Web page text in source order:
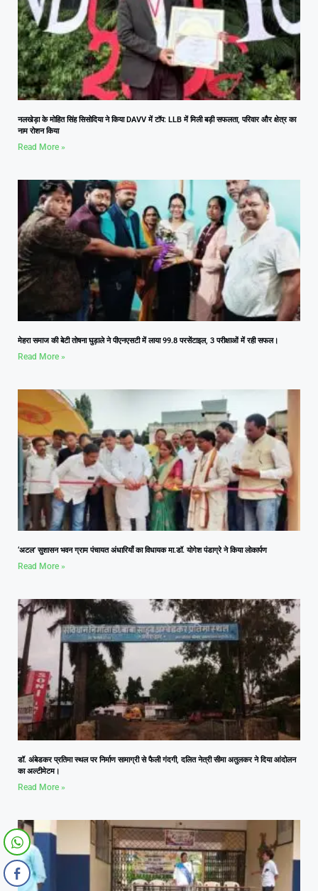
नलखेड़ा के मोहित सिंह सिसोदिया ने किया DAVV में टॉप: LLB में मिली बड़ी सफलता, परिवार और क्षेत्र का
नाम रोशन किया
Read More »
मेहरा समाज की बेटी तोषना घुड़ाले ने पीएनएसटी में लाया 99.8 परसेंटाइल, 3 परीक्षाओं में रही सफल।
Read More »
‘अटल’ सुशासन भवन ग्राम पंचायत अंधारियाँ का विधायक मा.डॉ. योगेश पंडाग्रे ने किया लोकार्पण
Read More »
डॉ. अंबेडकर प्रतिमा स्थल पर निर्माण सामाग्री से फैली गंदगी, दलित नेत्री सीमा अतुलकर ने दिया आंदोलन
का अल्टीमेटम।
Read More »